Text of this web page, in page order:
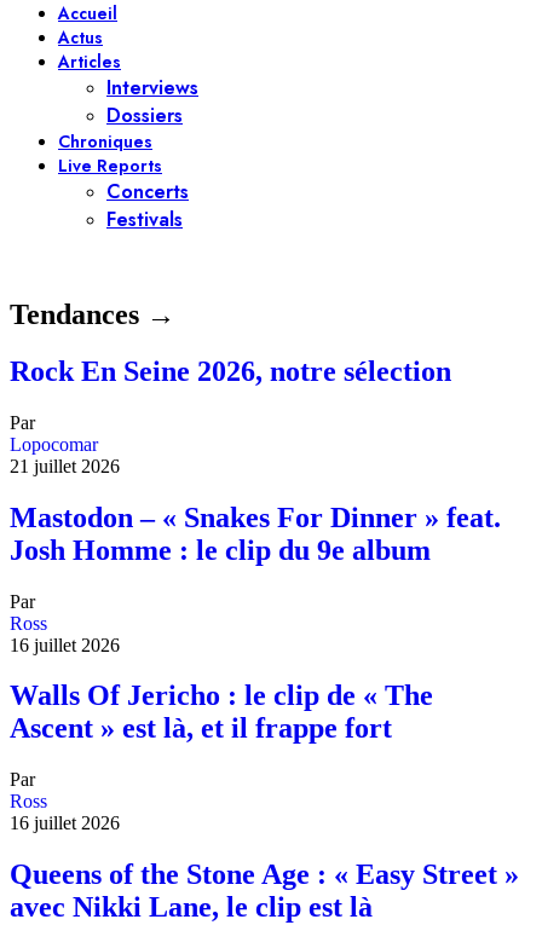
Accueil
Actus
Articles
Interviews
Dossiers
Chroniques
Live Reports
Concerts
Festivals
Tendances →
Rock En Seine 2026, notre sélection
Par
Lopocomar
21 juillet 2026
Mastodon – « Snakes For Dinner » feat.
Josh Homme : le clip du 9e album
Par
Ross
16 juillet 2026
Walls Of Jericho : le clip de « The
Ascent » est là, et il frappe fort
Par
Ross
16 juillet 2026
Queens of the Stone Age : « Easy Street »
avec Nikki Lane, le clip est là